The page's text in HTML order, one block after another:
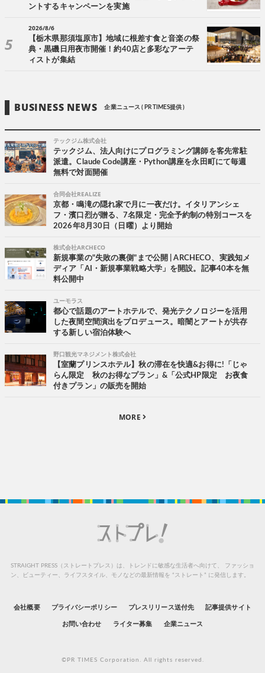
ントするキャンペーンを実施
2026/8/6
【栃木県那須塩原市】地域に根差す食と音楽の祭
典・黒磯日用夜市開催！約40店と多彩なアーテ
ィストが集結
BUSINESS NEWS 企業ニュース ( PR TIMES提供 )
テックジム株式会社
テックジム、法人向けにプログラミング講師を客先常駐
派遣。Claude Code講座・Python講座を永田町にて毎週
無料で対面開催
合同会社REALIZE
京都・鳴滝の隠れ家で月に一夜だけ。イタリアンシェ
フ・濱口烈が贈る、7名限定・完全予約制の特別コースを
2026年8月30日（日曜）より開始
株式会社ARCHECO
新規事業の"失敗の裏側"まで公開 | ARCHECO、実践知メ
ディア「AI・新規事業戦略大学」を開設。記事40本を無
料公開中
ユーモラス
都心で話題のアートホテルで、発光テクノロジーを活用
した夜間空間演出をプロデュース。暗闇とアートが共存
する新しい宿泊体験へ
野口観光マネジメント株式会社
【室蘭プリンスホテル】秋の滞在を快適&お得に!「じゃ
らん限定 秋のお得なプラン」&「公式HP限定 お夜食
付きプラン」の販売を開始
MORE
STRAIGHT PRESS（ストレートプレス）は、トレンドに敏感な生活者へ向けて、
ファッショ
ン、ビューティー、ライフスタイル、モノなどの最新情報を “ストレート” に発信します。
会社概要 プライバシーポリシー プレスリリース送付先 記事提供サイト
お問い合わせ ライター募集 企業ニュース
©PR TIMES Corporation. All rights reserved.